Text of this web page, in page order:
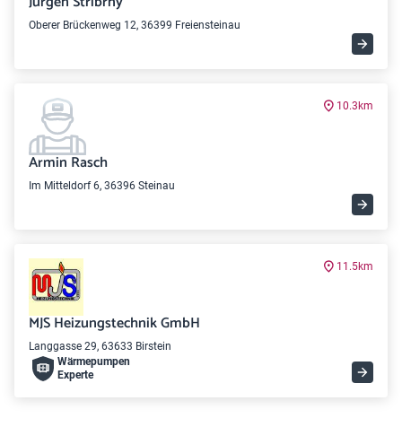
Oberer Brückenweg 12, 36399 Freiensteinau
10.3km
Armin Rasch
Im Mitteldorf 6, 36396 Steinau
11.5km
MJS Heizungstechnik GmbH
Langgasse 29, 63633 Birstein
Wärme­pumpen
Experte